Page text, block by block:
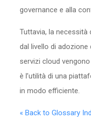
governance e alla
Tuttavia, la necessità
dal livello di adozione
servizi cloud
è l’utilità di una
in modo efficiente.
« Back to Glossary